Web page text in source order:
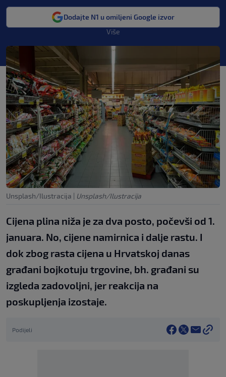
Dodajte N1 u omiljeni Google izvor
Više
Unsplash/Ilustracija | Unsplash/Ilustracija
Cijena plina niža je za dva posto, počevši od 1.
januara. No, cijene namirnica i dalje rastu. I
dok zbog rasta cijena u Hrvatskoj danas
građani bojkotuju trgovine, bh. građani su
izgleda zadovoljni, jer reakcija na
poskupljenja izostaje.
Podijeli